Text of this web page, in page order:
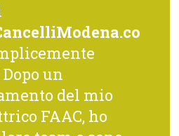
un
del mio
FAAC, ho